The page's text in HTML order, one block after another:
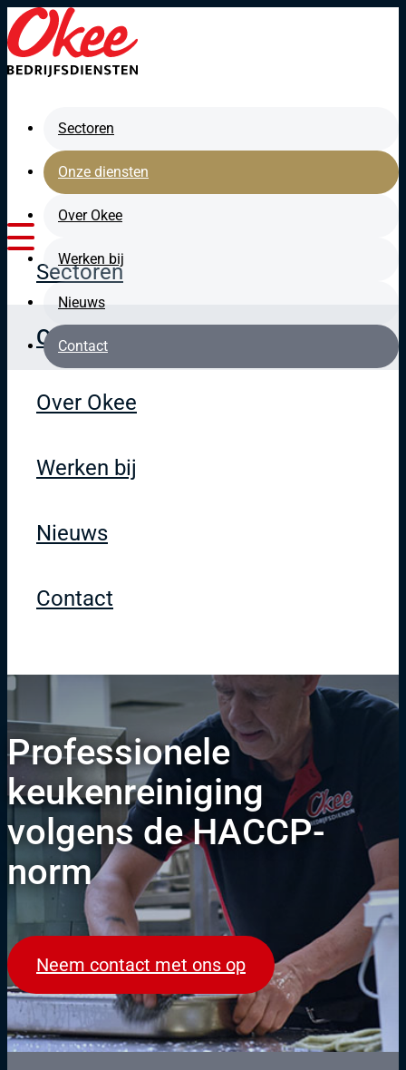
Direct naar de hoofdinhoud
Sectoren
Onze diensten
Over Okee
Werken bij
Nieuws
Contact
Sectoren
Onze diensten
Over Okee
Werken bij
Nieuws
Contact
Professionele
keukenreiniging
volgens de HACCP-
norm
Neem contact met ons op